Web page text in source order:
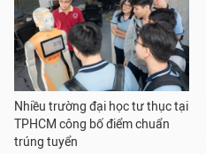
Nhiều trường đại học tư thục tại
TPHCM công bố điểm chuẩn
trúng tuyển